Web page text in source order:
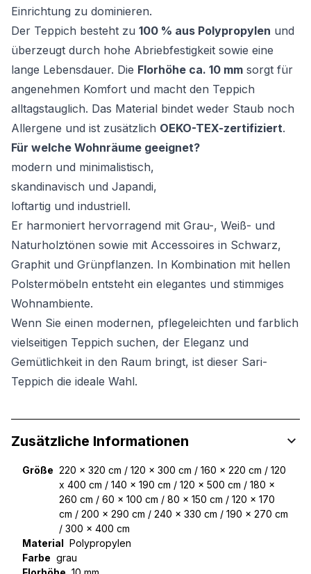
Einrichtung zu dominieren.
Der Teppich besteht zu 100 % aus Polypropylen und
überzeugt durch hohe Abriebfestigkeit sowie eine
lange Lebensdauer. Die Florhöhe ca. 10 mm sorgt für
angenehmen Komfort und macht den Teppich
alltagstauglich. Das Material bindet weder Staub noch
Allergene und ist zusätzlich OEKO-TEX-zertifiziert.
Für welche Wohnräume geeignet?
modern und minimalistisch,
skandinavisch und Japandi,
loftartig und industriell.
Er harmoniert hervorragend mit Grau-, Weiß- und
Naturholztönen sowie mit Accessoires in Schwarz,
Graphit und Grünpflanzen. In Kombination mit hellen
Polstermöbeln entsteht ein elegantes und stimmiges
Wohnambiente.
Wenn Sie einen modernen, pflegeleichten und farblich
vielseitigen Teppich suchen, der Eleganz und
Gemütlichkeit in den Raum bringt, ist dieser Sari-
Teppich die ideale Wahl.
Zusätzliche Informationen
Größe 220 x 320 cm / 120 x 300 cm / 160 x 220 cm / 120
x 400 cm / 140 x 190 cm / 120 x 500 cm / 180 x
260 cm / 60 x 100 cm / 80 x 150 cm / 120 x 170
cm / 200 x 290 cm / 240 x 330 cm / 190 x 270 cm
/ 300 x 400 cm
Material Polypropylen
Farbe grau